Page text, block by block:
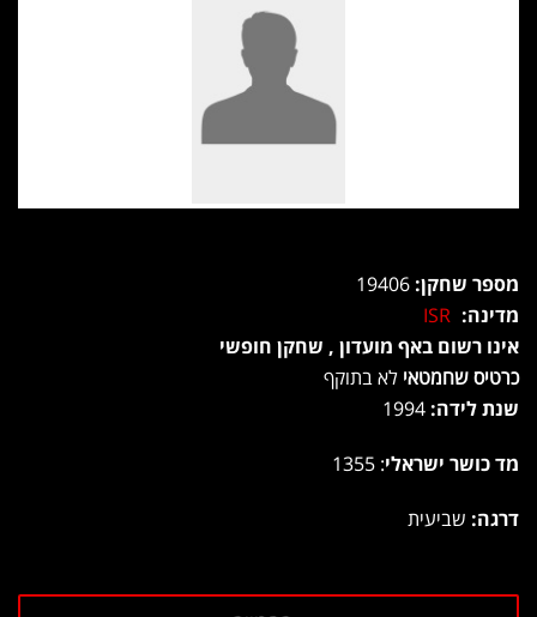
מספר שחקן:
מדינה: ISR
אינו רשום באף מועדון , שחקן חופשי
כרטיס שחמטאי לא בתוקף
שנת לידה:
מד כושר ישראלי: 1355
דרגה: שביעית